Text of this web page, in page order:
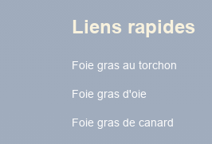
Liens rapides
Foie gras au torchon​​​​
Foie gras d'oie
Foie gras de canard